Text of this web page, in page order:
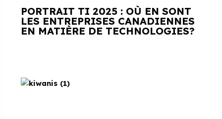
PORTRAIT TI 2025 : OÙ EN SONT
LES ENTREPRISES CANADIENNES
EN MATIÈRE DE TECHNOLOGIES?